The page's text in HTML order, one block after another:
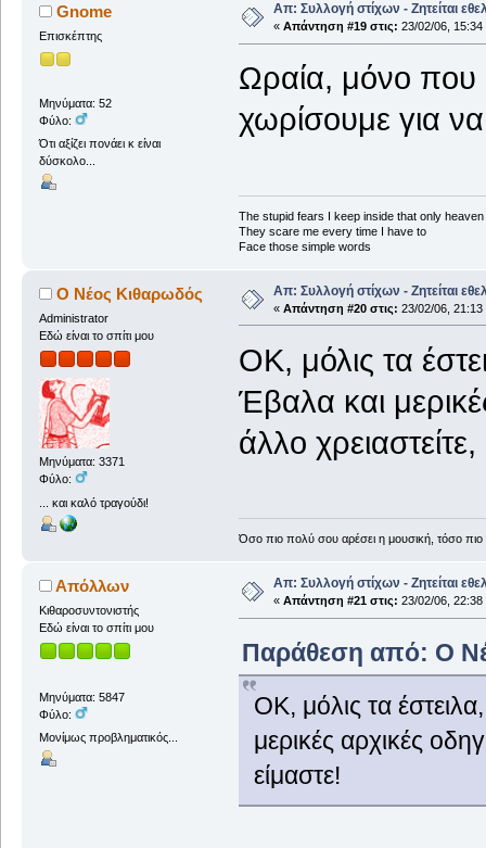
Gnome
Επισκέπτης
Μηνύματα: 52
Φύλο:
Ότι αξίζει πονάει κ είναι
δύσκολο...
Απ: Συλλογή στίχων - Ζητείται
« Απάντηση #19 στις: 23/02/06, 15:34
Ωραία, μόνο που
χωρίσουμε για
The stupid fears I keep inside that only
They scare me every time I have to
Face those simple words
Ο Νέος Κιθαρωδός
Administrator
Εδώ είναι το σπίτι μου
Μηνύματα: 3371
Φύλο:
... και καλό τραγούδι!
Απ: Συλλογή στίχων - Ζητείται
« Απάντηση #20 στις: 23/02/06, 21:13
ΟΚ, μόλις τα
Έβαλα και
άλλο
Όσο πιο πολύ σου αρέσει η μουσική, τόσο
Απόλλων
Κιθαροσυντονιστής
Εδώ είναι το σπίτι μου
Μηνύματα: 5847
Φύλο:
Μονίμως προβληματικός...
Απ: Συλλογή στίχων - Ζητείται
« Απάντηση #21 στις: 23/02/06, 22:38
Παράθεση από: Ο
ΟΚ, μόλις τα
μερικές αρχικές
είμαστε!